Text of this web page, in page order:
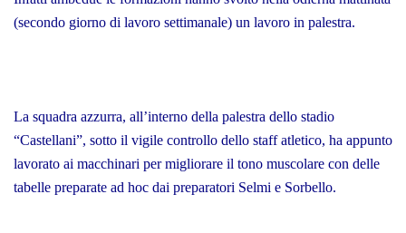
(secondo giorno di lavoro settimanale) un lavoro in palestra.
La squadra azzurra, all’interno della palestra dello stadio
“Castellani”, sotto il vigile controllo dello staff atletico, ha appunto
lavorato ai macchinari per migliorare il tono muscolare con delle
tabelle preparate ad hoc dai preparatori Selmi e Sorbello.